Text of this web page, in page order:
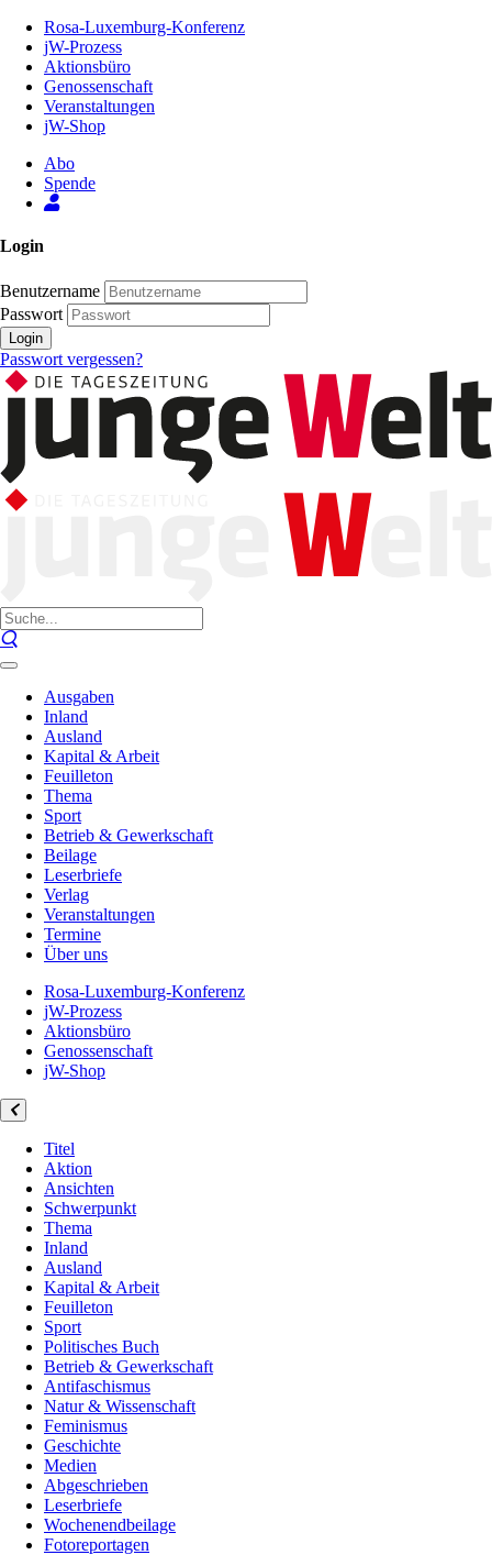
Inhalt
Seite
Rosa-Luxemburg-Konferenz
jW-Prozess
Aktionsbüro
Genossenschaft
Veranstaltungen
jW-Shop
Abo
Spende
Login
Benutzername
Passwort
Login
Passwort vergessen?
Ausgaben
Inland
Ausland
Kapital & Arbeit
Feuilleton
Thema
Sport
Betrieb & Gewerkschaft
Beilage
Leserbriefe
Verlag
Veranstaltungen
Termine
Über uns
Rosa-Luxemburg-Konferenz
jW-Prozess
Aktionsbüro
Genossenschaft
jW-Shop
Titel
Aktion
Ansichten
Schwerpunkt
Thema
Inland
Ausland
Kapital & Arbeit
Feuilleton
Sport
Politisches Buch
Betrieb & Gewerkschaft
Antifaschismus
Natur & Wissenschaft
Feminismus
Geschichte
Medien
Abgeschrieben
Leserbriefe
Wochenendbeilage
Fotoreportagen